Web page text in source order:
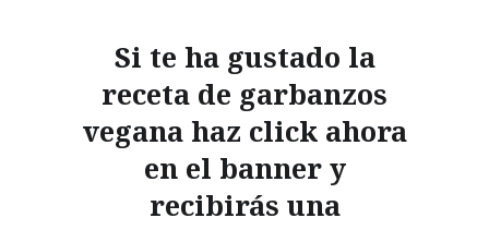
Si te ha gustado la
receta de garbanzos
vegana haz click ahora
en el banner y
recibirás una